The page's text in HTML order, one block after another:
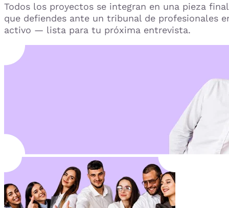
Todos los proyectos se integran en una pieza final
que defiendes ante un tribunal de profesionales
activo — lista para tu próxima entrevista.